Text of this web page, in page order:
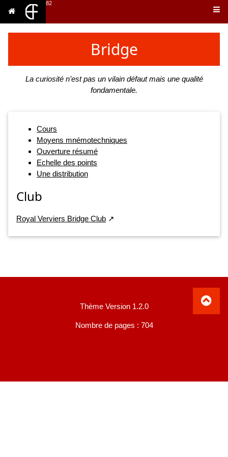
82
Bridge
La curiosité n’est pas un vilain défaut mais une qualité
fondamentale.
Cours
Moyens mnémotechniques
Ouverture résumé
Echelle des points
Une distribution
Club
Royal Verviers Bridge Club
Thème Version 1.2.0
Nombre de pages : 704